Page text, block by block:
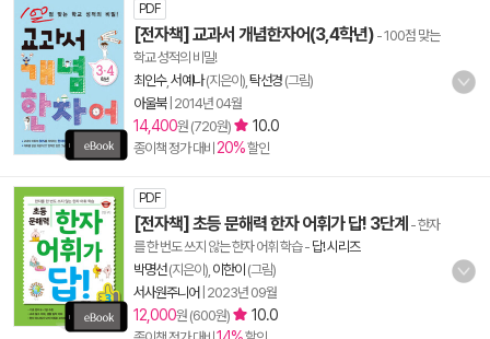
PDF
[전자책] 교과서 개념한자어(3,4학년) - 100점 맞는
학교 성적의 비밀!
최인수, 서예나(지은이), 탁선경 (그림)
아울북| 2014년 04월
14,400원 (720원) 10.0
종이책 정가 대비 20%할인
PDF
[전자책] 초등 문해력 한자 어휘가 답! 3단계 - 한자
를 한 번도 쓰지 않는 한자 어휘 학습- 답! 시리즈
박명선(지은이), 이한이 (그림)
서사원주니어 2023년 09월
12,000원 (600원) 10.0